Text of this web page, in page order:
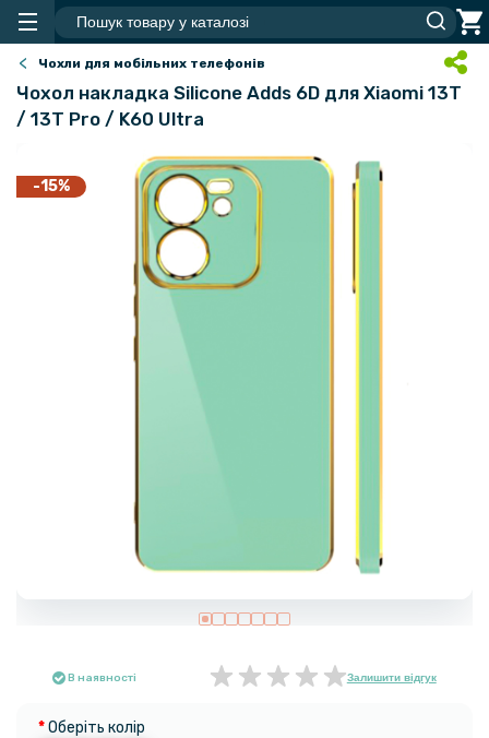
Чохли для мобільних телефонів
Чохол накладка Silicone Adds 6D для Xiaomi 13T
/ 13T Pro / K60 Ultra
-15%
В наявності Залишити відгук
Оберіть колір